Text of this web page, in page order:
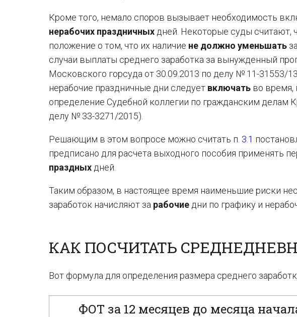
Кроме того, немало споров вызывает необходимость
нерабочих праздничных дней. Некоторые суды считают,
положение о том, что их наличие не должно уменьшать
случаи выплаты среднего заработка за вынужденный
Московского горсуда от 30.09.2013 по делу № 11-31553/
нерабочие праздничные дни следует включать во время,
определение Судебной коллегии по гражданским делам
делу № 33-3271/2015).
Решающим в этом вопросе можно считать п. 3.1
предписано для расчета выходного пособия применять
праздных дней.
Таким образом, в настоящее время наименьшие риски
заработок начисляют за рабочие дни по графику и
КАК ПОСЧИТАТЬ
Вот формула для определения размера среднего
ФОТ за 12 месяцев до месяца